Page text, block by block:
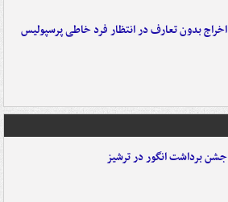
اخراج بدون تعارف در انتظار فرد خاطی پرسپولیس
جشن برداشت انگور در ترشیز